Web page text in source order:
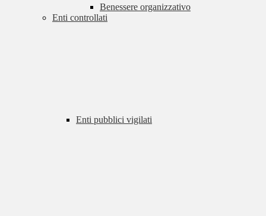
Benessere organizzativo
Enti controllati
Enti pubblici vigilati